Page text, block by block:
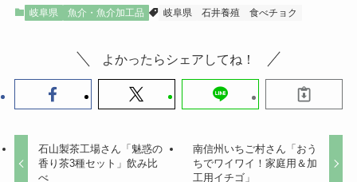
岐阜県 魚介・魚介加工品 岐阜県 石井養殖 食べチョク
よかったらシェアしてね！
石山製茶工場さん「魅惑の
香り茶3種セット」飲み比
べ
南信州いちご村さん「おう
ちでワイワイ！家庭用＆加
工用イチゴ」